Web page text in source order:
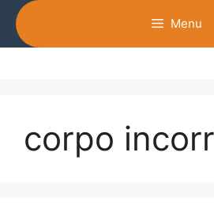
Vai
contenuto
Menu
corpo